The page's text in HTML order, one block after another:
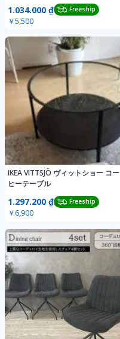
1.034.000 ₫ Freeship
￥5,500
IKEA VITTSJÖ ヴィットショー コー
ヒーテーブル
1.297.200 ₫ Freeship
￥6,900